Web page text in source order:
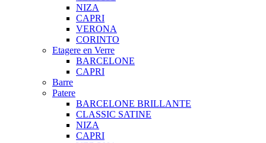
NIZA
CAPRI
VERONA
CORINTO
Etagere en Verre
BARCELONE
CAPRI
Barre
Patere
BARCELONE BRILLANTE
CLASSIC SATINE
NIZA
CAPRI